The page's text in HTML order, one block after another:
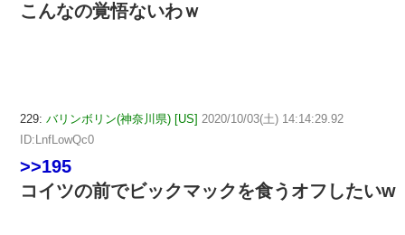
こんなの覚悟ないわｗ
229: バリンボリン(神奈川県) [US] 2020/10/03(土) 14:14:29.92
ID:LnfLowQc0
>>195
コイツの前でビックマックを食うオフしたいw